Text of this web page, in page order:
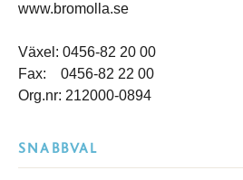
www.bromolla.se
Växel: 0456-82 20 00
Fax: 0456-82 22 00
Org.nr: 212000-0894
SNABBVAL